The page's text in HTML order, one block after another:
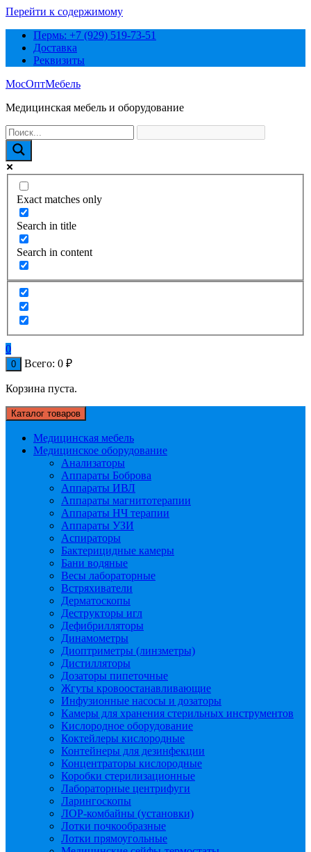
Перейти к содержимому
Пермь: +7 (929) 519-73-51
Доставка
Реквизиты
МосОптМебель
Медицинская мебель и оборудование
Exact matches only
Search in title
Search in content
0
0 Всего: 0 ₽
Корзина пуста.
Каталог товаров
Медицинская мебель
Медицинское оборудование
Анализаторы
Аппараты Боброва
Аппараты ИВЛ
Аппараты магнитотерапии
Аппараты НЧ терапии
Аппараты УЗИ
Аспираторы
Бактерицидные камеры
Бани водяные
Весы лабораторные
Встряхиватели
Дерматоскопы
Деструкторы игл
Дефибрилляторы
Динамометры
Диоптриметры (линзметры)
Дистилляторы
Дозаторы пипеточные
Жгуты кровоостанавливающие
Инфузионные насосы и дозаторы
Камеры для хранения стерильных инструментов
Кислородное оборудование
Коктейлеры кислородные
Контейнеры для дезинфекции
Концентраторы кислородные
Коробки стерилизационные
Лабораторные центрифуги
Ларингоскопы
ЛОР-комбайны (установки)
Лотки почкообразные
Лотки прямоугольные